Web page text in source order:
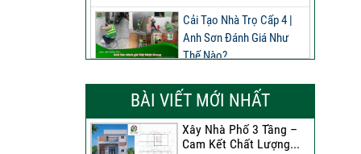
Cải Tạo Nhà Trọ Cấp 4 |
Anh Sơn Đánh Giá Như
Thế Nào?
Đánh Giá Của Anh Nghĩa
Về Công Trình Sửa Nhà
Phường Phú Thọ
Đánh Giá Của Anh Long
BÀI VIẾT MỚI NHẤT
Xây Nhà Phố 3 Tầng –
Cam Kết Chất Lượng...